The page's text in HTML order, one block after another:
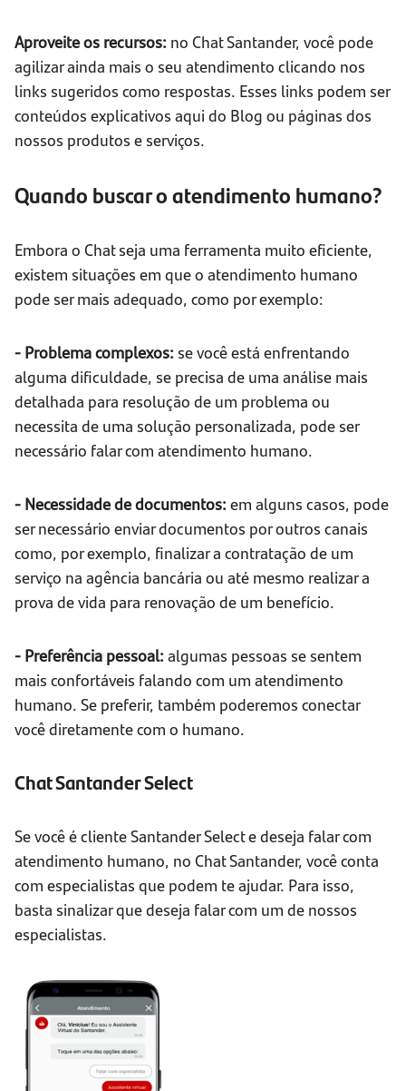
Aproveite os recursos: no Chat Santander, você pode
agilizar ainda mais o seu atendimento clicando nos
links sugeridos como respostas. Esses links podem ser
conteúdos explicativos aqui do Blog ou páginas dos
nossos produtos e serviços.
Quando buscar o atendimento humano?
Embora o Chat seja uma ferramenta muito eficiente,
existem situações em que o atendimento humano
pode ser mais adequado, como por exemplo:
- Problema complexos: se você está enfrentando
alguma dificuldade, se precisa de uma análise mais
detalhada para resolução de um problema ou
necessita de uma solução personalizada, pode ser
necessário falar com atendimento humano.
- Necessidade de documentos: em alguns casos, pode
ser necessário enviar documentos por outros canais
como, por exemplo, finalizar a contratação de um
serviço na agência bancária ou até mesmo realizar a
prova de vida para renovação de um benefício.
- Preferência pessoal: algumas pessoas se sentem
mais confortáveis falando com um atendimento
humano. Se preferir, também poderemos conectar
você diretamente com o humano.
Chat Santander Select
Se você é cliente Santander Select e deseja falar com
atendimento humano, no Chat Santander, você conta
com especialistas que podem te ajudar. Para isso,
basta sinalizar que deseja falar com um de nossos
especialistas.